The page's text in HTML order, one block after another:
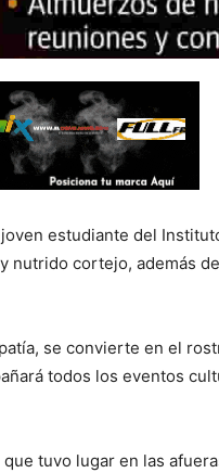
estudiante del
nutrido cortejo, además
se convierte en el
todos los eventos
tuvo lugar en las